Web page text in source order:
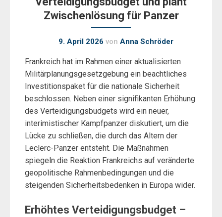
Zwischenlösung für Panzer
9. April 2026 von Anna Schröder
Frankreich hat im Rahmen einer aktualisierten
Militärplanungsgesetzgebung ein beachtliches
Investitionspaket für die nationale Sicherheit
beschlossen. Neben einer signifikanten Erhöhung
des Verteidigungsbudgets wird ein neuer,
interimistischer Kampfpanzer diskutiert, um die
Lücke zu schließen, die durch das Altern der
Leclerc-Panzer entsteht. Die Maßnahmen
spiegeln die Reaktion Frankreichs auf veränderte
geopolitische Rahmenbedingungen und die
steigenden Sicherheitsbedenken in Europa wider.
Erhöhtes Verteidigungsbudget –